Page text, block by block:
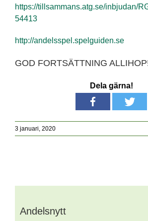
https://tillsammans.atg.se/inbjudan/
54413
http://andelsspel.spelguiden.se
GOD FORTSÄTTNING
Dela gärna!
3 januari, 2020
Andelsnytt